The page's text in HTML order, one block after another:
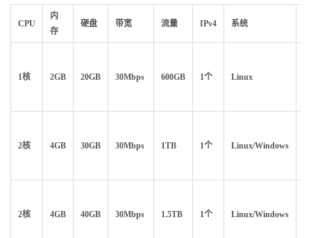
CPU
内
存
硬盘 带宽 流量 IPv4 系统
1核 2GB 20GB 30Mbps 600GB 1个 Linux
2核 4GB 30GB 30Mbps 1TB 1个 Linux/Windows
2核 4GB 40GB 30Mbps 1.5TB 1个 Linux/Windows